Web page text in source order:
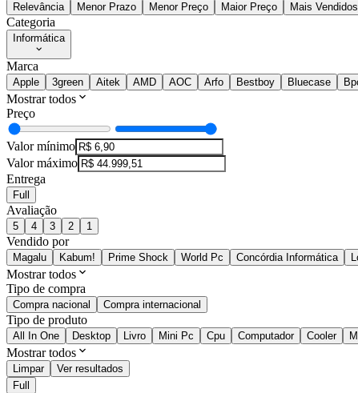
Relevância Menor Prazo Menor Preço Maior Preço Mais Vendidos
Categoria
Informática
Marca
Apple 3green Aitek AMD AOC Arfo Bestboy Bluecase
Mostrar todos
Preço
Valor mínimo
Valor máximo
Entrega
Full
Avaliação
5 4 3 2 1
Vendido por
Magalu Kabum! Prime Shock World Pc Concórdia Informática
Mostrar todos
Tipo de compra
Compra nacional Compra internacional
Tipo de produto
All In One Desktop Livro Mini Pc Cpu Computador Cooler
Mostrar todos
Limpar
Ver resultados
Full